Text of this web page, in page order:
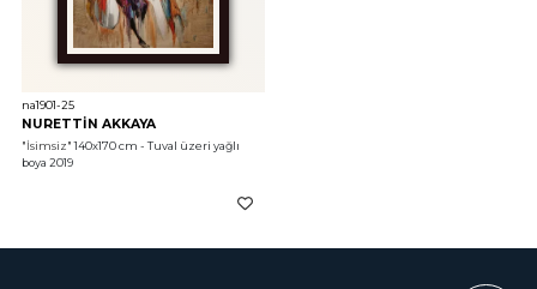
na1901-25
NURETTİN AKKAYA
"İsimsiz" 140x170 cm - Tuval üzeri yağlı
boya 2019